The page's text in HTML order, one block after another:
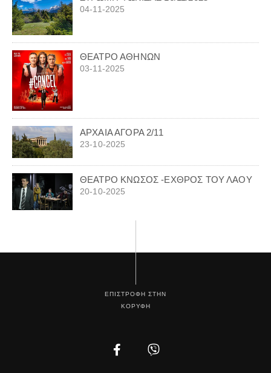
04-11-2025
ΘΕΑΤΡΟ ΑΘΗΝΩΝ
03-11-2025
ΑΡΧΑΙΑ ΑΓΟΡΑ 2/11
23-10-2025
ΘΕΑΤΡΟ ΚΝΩΣΟΣ -ΕΧΘΡΟΣ ΤΟΥ ΛΑΟΥ
20-10-2025
ΕΠΙΣΤΡΟΦΗ ΣΤΗΝ
ΚΟΡΥΦΗ